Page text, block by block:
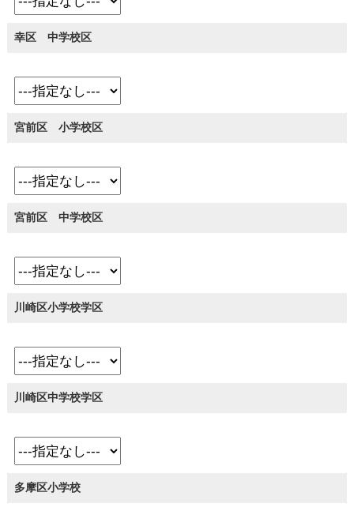
幸区 中学校区
宮前区 小学校区
宮前区 中学校区
川崎区小学校学区
川崎区中学校学区
多摩区小学校